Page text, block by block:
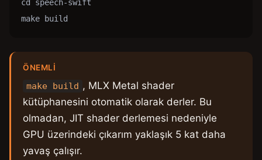
cd speech-swift
make build
ÖNEMLI
make build , MLX Metal shader
kütüphanesini otomatik olarak derler. Bu
olmadan, JIT shader derlemesi nedeniyle
GPU üzerindeki çıkarım yaklaşık 5 kat daha
yavaş çalışır.